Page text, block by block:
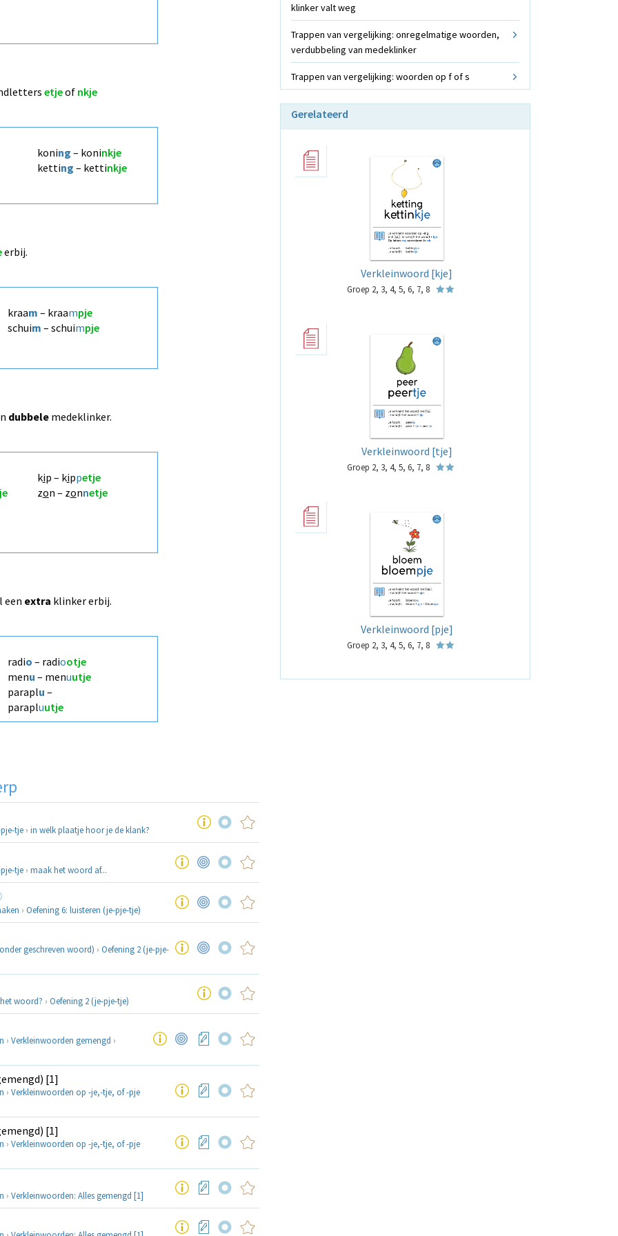
etjeof nkje
koning – koninkje
ketting – kettinkje
erbij.
kraam – kraampje
schuim – schuimpje
dubbele medeklinker.
kip – kippetje
zon – zonnetje
een extra klinker erbij.
radio – radiootje
menu – menuutje
paraplu –
parapluutje
tje › in welk plaatje hoor je de klank?
tje › maak het woord af...
› Oefening 6: luisteren (je-pje-tje)
geschreven woord) › Oefening 2 (je-pje-
woord? › Oefening 2 (je-pje-tje)
› Verkleinwoorden gemengd ›
[1]
› Verkleinwoorden op -je,-tje, of -pje
[1]
› Verkleinwoorden op -je,-tje, of -pje
› Verkleinwoorden: Alles gemengd [1]
klinker valt weg
Trappen van vergelijking: onregelmatige woorden,
verdubbeling van medeklinker
Trappen van vergelijking: woorden op f of s
Gerelateerd
Verkleinwoord [kje]
Groep 2, 3, 4, 5, 6, 7, 8
Verkleinwoord [tje]
Groep 2, 3, 4, 5, 6, 7, 8
Verkleinwoord [pje]
Groep 2, 3, 4, 5, 6, 7, 8